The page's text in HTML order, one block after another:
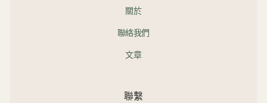
關於
聯絡我們
文章
聯繫